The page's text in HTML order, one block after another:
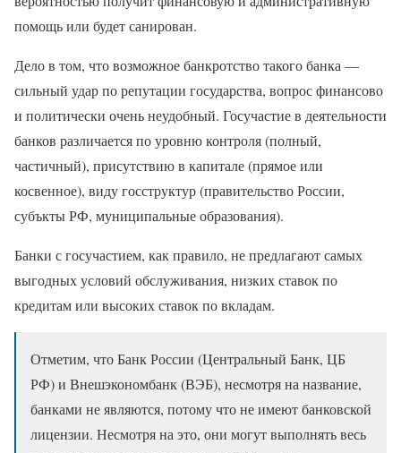
помощь или будет санирован.
Дело в том, что возможное банкротство такого банка —
сильный удар по репутации государства, вопрос финансово
и политически очень неудобный. Госучастие в деятельности
банков различается по уровню контроля (полный,
частичный), присутствию в капитале (прямое или
косвенное), виду госструктур (правительство России,
субъкты РФ, муниципальные образования).
Банки с госучастием, как правило, не предлагают самых
выгодных условий обслуживания, низких ставок по
кредитам или высоких ставок по вкладам.
Отметим, что Банк России (Центральный Банк, ЦБ
РФ) и Внешэкономбанк (ВЭБ), несмотря на название,
банками не являются, потому что не имеют банковской
лицензии. Несмотря на это, они могут выполнять весь